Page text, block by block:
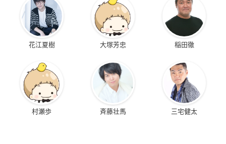
花江夏樹 大塚芳忠 稲田徹
村瀬歩 斉藤壮馬 三宅健太